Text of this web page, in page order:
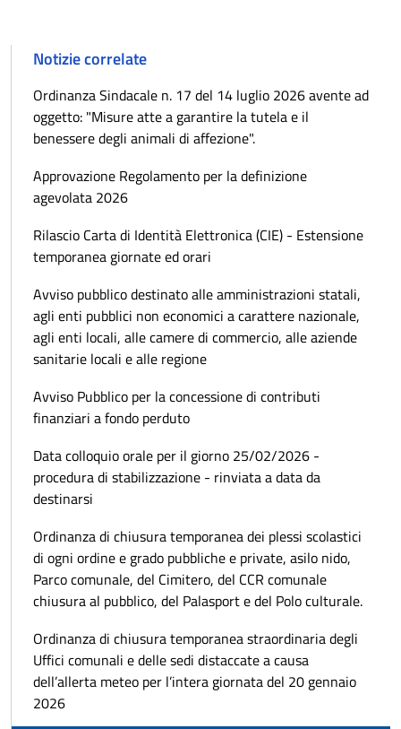
Notizie correlate
Ordinanza Sindacale n. 17 del 14 luglio 2026 avente ad
oggetto: "Misure atte a garantire la tutela e il
benessere degli animali di affezione".
Approvazione Regolamento per la definizione
agevolata 2026
Rilascio Carta di Identità Elettronica (CIE) - Estensione
temporanea giornate ed orari
Avviso pubblico destinato alle amministrazioni statali,
agli enti pubblici non economici a carattere nazionale,
agli enti locali, alle camere di commercio, alle aziende
sanitarie locali e alle regione
Avviso Pubblico per la concessione di contributi
finanziari a fondo perduto
Data colloquio orale per il giorno 25/02/2026 -
procedura di stabilizzazione - rinviata a data da
destinarsi
Ordinanza di chiusura temporanea dei plessi scolastici
di ogni ordine e grado pubbliche e private, asilo nido,
Parco comunale, del Cimitero, del CCR comunale
chiusura al pubblico, del Palasport e del Polo culturale.
Ordinanza di chiusura temporanea straordinaria degli
Uffici comunali e delle sedi distaccate a causa
dell’allerta meteo per l’intera giornata del 20 gennaio
2026